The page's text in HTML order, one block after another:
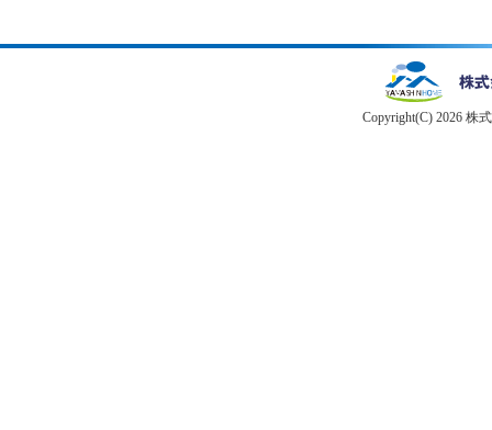
Copyright(C) 2026 株